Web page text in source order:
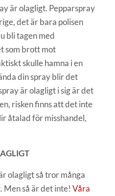
är olagligt. Pepparspray
det är bara polisen
bli tagen med
som brott mot
skulle hamna i en
din spray blir det
är olagligt i sig är det
risken finns att det inte
åtalad för misshandel,
olagligt så tror många
Men så är det inte! Våra